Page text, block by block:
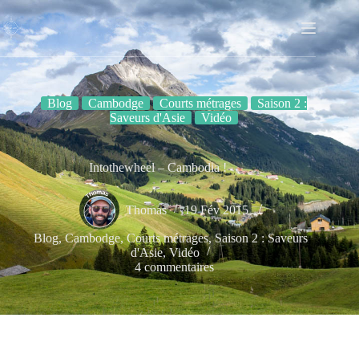
Passer
au
contenu
Blog Cambodge Courts métrages
Saison 2 :
Saveurs d'Asie
Vidéo
Intothewheel – Cambodia !
Thomas 19 Fév 2015
Blog,Cambodge,Courts métrages,Saison 2 : Saveurs
d'Asie,Vidéo
4 commentaires